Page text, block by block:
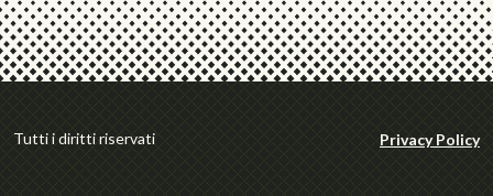
Tutti i diritti riservati Privacy Policy